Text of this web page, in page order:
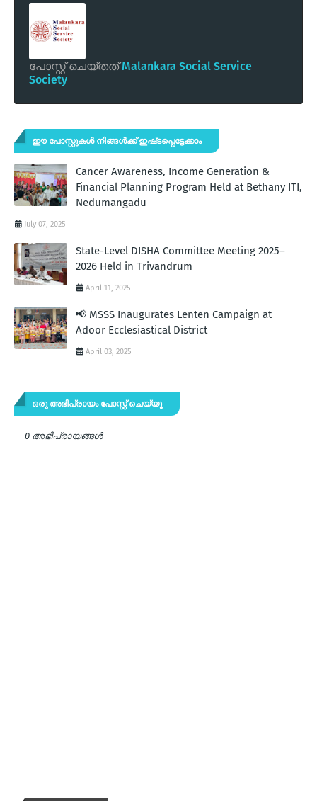
പോസ്റ്റ് ചെയ്തത്Malankara Social Service
Society
ഈ പോസ്റ്റുകൾ നിങ്ങൾക്ക് ഇഷ്‌‌ടപ്പെട്ടേക്കാം
Cancer Awareness, Income Generation &
Financial Planning Program Held at Bethany ITI,
Nedumangadu
July 07, 2025
State-Level DISHA Committee Meeting 2025–
2026 Held in Trivandrum
April 11, 2025
📢 MSSS Inaugurates Lenten Campaign at
Adoor Ecclesiastical District
April 03, 2025
ഒരു അഭിപ്രായം പോസ്റ്റ് ചെയ്യൂ
0 അഭിപ്രായങ്ങള്‍